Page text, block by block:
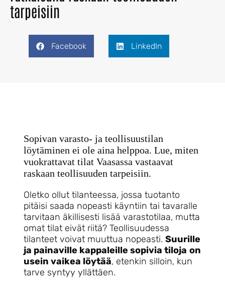
tarpeisiin
Facebook LinkedIn
Sopivan varasto- ja teollisuustilan
löytäminen ei ole aina helppoa. Lue, miten
vuokrattavat tilat Vaasassa vastaavat
raskaan teollisuuden tarpeisiin.
Oletko ollut tilanteessa, jossa tuotanto
pitäisi saada nopeasti käyntiin tai tavaralle
tarvitaan äkillisesti lisää varastotilaa, mutta
omat tilat eivät riitä? Teollisuudessa
tilanteet voivat muuttua nopeasti. Suurille
ja painaville kappaleille sopivia tiloja on
usein vaikea löytää, etenkin silloin, kun
tarve syntyy yllättäen.